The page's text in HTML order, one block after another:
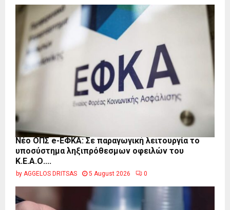
Νέο ΟΠΣ e-ΕΦΚΑ: Σε παραγωγική λειτουργία το
υποσύστημα ληξιπρόθεσμων οφειλών του
Κ.Ε.Α.Ο....
by AGGELOS DRITSAS 5 August 2026 0